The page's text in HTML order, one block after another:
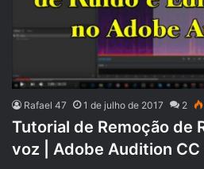
Rafael 47 1 de julho de 2017 2
Tutorial de Remoção de
voz | Adobe Audition CC